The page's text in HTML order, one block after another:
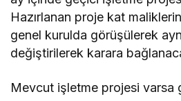
Hazırlanan proje kat
genel kurulda görüşülerek
değiştirilerek karara
Mevcut işletme projesi varsa